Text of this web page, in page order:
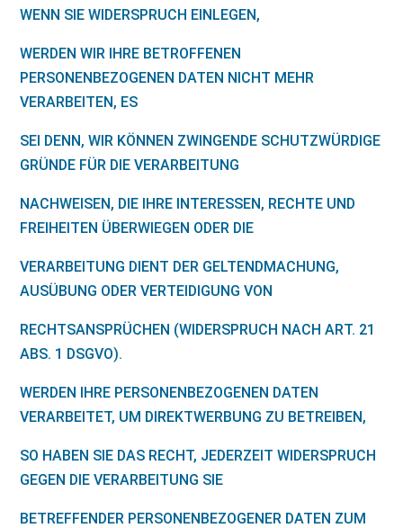
WENN SIE WIDERSPRUCH EINLEGEN,
WERDEN WIR IHRE BETROFFENEN
PERSONENBEZOGENEN DATEN NICHT MEHR
VERARBEITEN, ES
SEI DENN, WIR KÖNNEN ZWINGENDE SCHUTZWÜRDIGE
GRÜNDE FÜR DIE VERARBEITUNG
NACHWEISEN, DIE IHRE INTERESSEN, RECHTE UND
FREIHEITEN ÜBERWIEGEN ODER DIE
VERARBEITUNG DIENT DER GELTENDMACHUNG,
AUSÜBUNG ODER VERTEIDIGUNG VON
RECHTSANSPRÜCHEN (WIDERSPRUCH NACH ART. 21
ABS. 1 DSGVO).
WERDEN IHRE PERSONENBEZOGENEN DATEN
VERARBEITET, UM DIREKTWERBUNG ZU BETREIBEN,
SO HABEN SIE DAS RECHT, JEDERZEIT WIDERSPRUCH
GEGEN DIE VERARBEITUNG SIE
BETREFFENDER PERSONENBEZOGENER DATEN ZUM